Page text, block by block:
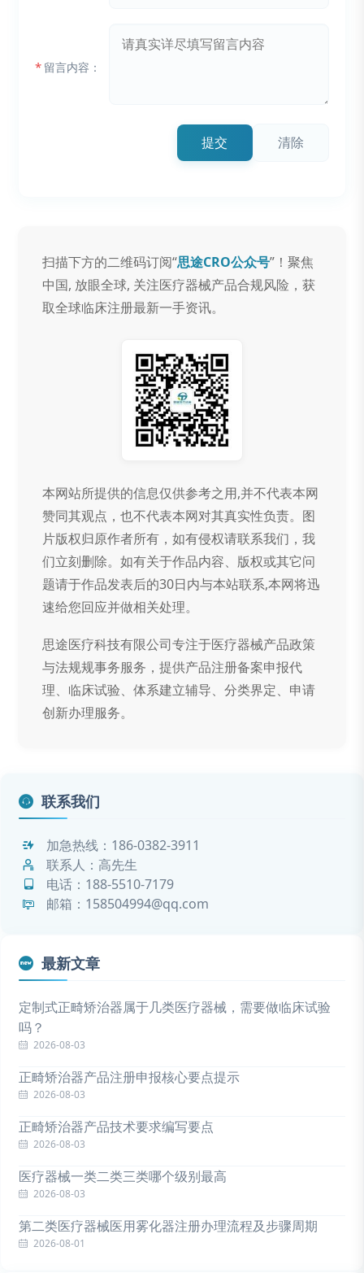
* 留言内容：
提交 清除
扫描下方的二维码订阅“思途CRO公众号”！聚焦
中国, 放眼全球, 关注医疗器械产品合规风险，获
取全球临床注册最新一手资讯。
本网站所提供的信息仅供参考之用,并不代表本网
赞同其观点，也不代表本网对其真实性负责。图
片版权归原作者所有，如有侵权请联系我们，我
们立刻删除。如有关于作品内容、版权或其它问
题请于作品发表后的30日内与本站联系,本网将迅
速给您回应并做相关处理。
思途医疗科技有限公司专注于医疗器械产品政策
与法规规事务服务，提供产品注册备案申报代
理、临床试验、体系建立辅导、分类界定、申请
创新办理服务。
联系我们
加急热线： 186-0382-3911
联系人：高先生
电话： 188-5510-7179
邮箱：158504994@qq.com
最新文章
定制式正畸矫治器属于几类医疗器械，需要做临床试验
吗？
2026-08-03
正畸矫治器产品注册申报核心要点提示
2026-08-03
正畸矫治器产品技术要求编写要点
2026-08-03
医疗器械一类二类三类哪个级别最高
2026-08-03
第二类医疗器械医用雾化器注册办理流程及步骤周期
2026-08-01